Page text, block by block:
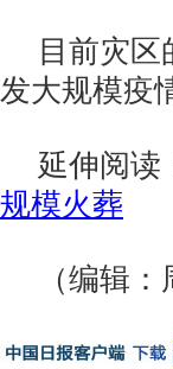
目前灾
发大规模疫
延伸阅读
规模火葬
（编辑：